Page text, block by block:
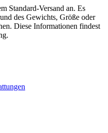
Standard-Versand an. Es
des Gewichts, Größe oder
Diese Informationen findest